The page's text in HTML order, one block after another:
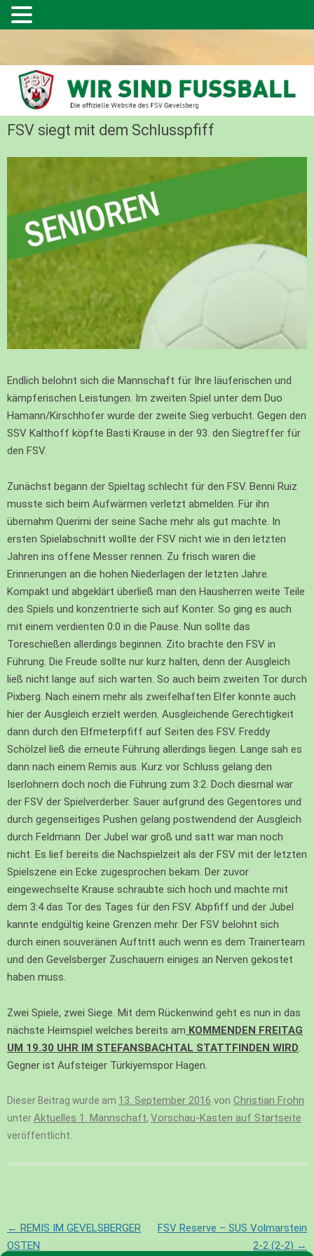
FSV siegt mit dem Schlusspfiff
Endlich belohnt sich die Mannschaft für Ihre läuferischen und
kämpferischen Leistungen. Im zweiten Spiel unter dem Duo
Hamann/Kirschhofer wurde der zweite Sieg verbucht. Gegen den
SSV Kalthoff köpfte Basti Krause in der 93. den Siegtreffer für
den FSV.
Zunächst begann der Spieltag schlecht für den FSV. Benni Ruiz
musste sich beim Aufwärmen verletzt abmelden. Für ihn
übernahm Querimi der seine Sache mehr als gut machte. In
ersten Spielabschnitt wollte der FSV nicht wie in den letzten
Jahren ins offene Messer rennen. Zu frisch waren die
Erinnerungen an die hohen Niederlagen der letzten Jahre.
Kompakt und abgeklärt überließ man den Hausherren weite Teile
des Spiels und konzentrierte sich auf Konter. So ging es auch
mit einem verdienten 0:0 in die Pause. Nun sollte das
Toreschießen allerdings beginnen. Zito brachte den FSV in
Führung. Die Freude sollte nur kurz halten, denn der Ausgleich
ließ nicht lange auf sich warten. So auch beim zweiten Tor durch
Pixberg. Nach einem mehr als zweifelhaften Elfer konnte auch
hier der Ausgleich erzielt werden. Ausgleichende Gerechtigkeit
dann durch den Elfmeterpfiff auf Seiten des FSV. Freddy
Schölzel ließ die erneute Führung allerdings liegen. Lange sah es
dann nach einem Remis aus. Kurz vor Schluss gelang den
Iserlohnern doch noch die Führung zum 3:2. Doch diesmal war
der FSV der Spielverderber. Sauer aufgrund des Gegentores und
durch gegenseitiges Pushen gelang postwendend der Ausgleich
durch Feldmann. Der Jubel war groß und satt war man noch
nicht. Es lief bereits die Nachspielzeit als der FSV mit der letzten
Spielszene ein Ecke zugesprochen bekam. Der zuvor
eingewechselte Krause schraubte sich hoch und machte mit
dem 3:4 das Tor des Tages für den FSV. Abpfiff und der Jubel
kannte endgültig keine Grenzen mehr. Der FSV belohnt sich
durch einen souveränen Auftritt auch wenn es dem Trainerteam
und den Gevelsberger Zuschauern einiges an Nerven gekostet
haben muss.
Zwei Spiele, zwei Siege. Mit dem Rückenwind geht es nun in das
nächste Heimspiel welches bereits am KOMMENDEN FREITAG
UM 19.30 UHR IM STEFANSBACHTAL STATTFINDEN WIRD.
Gegner ist Aufsteiger Türkiyemspor Hagen.
Dieser Beitrag wurde am 13. September 2016 von Christian Frohn
unterAktuelles 1. Mannschaft, Vorschau-Kasten auf Startseite
veröffentlicht.
Beitragsnavigation
← REMIS IM GEVELSBERGER
OSTEN
FSV Reserve – SUS Volmarstein
2-2 (2-2) →